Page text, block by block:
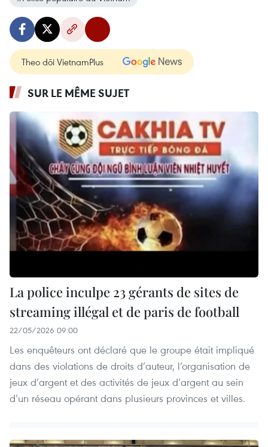
Theo dõi VietnamPlus
SUR LE MÊME SUJET
La police inculpe 23 gérants de sites de
streaming illégal et de paris de football
22/05/2026 09:00
Les enquêteurs ont déclaré que le groupe était impliqué
dans des violations de droits d’auteur, l’organisation de
jeux d’argent et des activités de jeux d’argent au sein
d’un réseau opérant dans plusieurs provinces et villes.